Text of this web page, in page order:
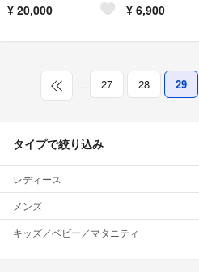
¥ 20,000 ¥ 6,900
… 27 28 29
タイプで絞り込み
レディース
メンズ
キッズ／ベビー／マタニティ